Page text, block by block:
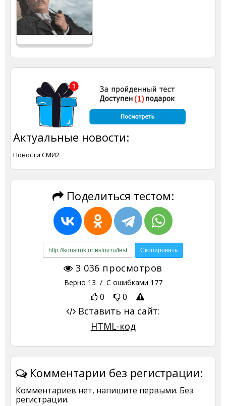
Актуальные новости:
Новости СМИ2
Поделиться тестом:
3 036 просмотров
Верно 13 / С ошибками 177
0 0
Вставить на сайт:
HTML-код
Комментарии без регистрации:
Комментариев нет, напишите первыми. Без
регистрации.